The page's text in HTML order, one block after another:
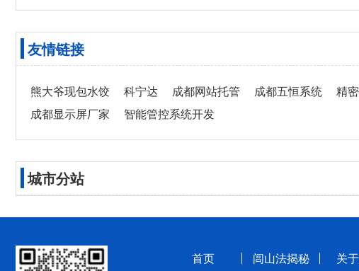
友情链接
熊大爷现包水饺 科宁达 成都网站托管 成都五恒系统 精
成都显示屏厂家
智能管控系统开发
城市分站
首页 闾山法揭秘 关